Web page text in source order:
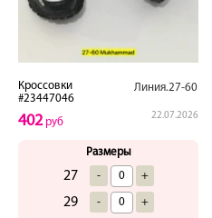
Кроссовки
#23447046
Линия.27-60
22.07.2026
402руб
Размеры
27 - +
29 - +